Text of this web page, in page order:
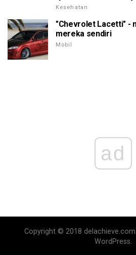
Kesehatan
"Chevrolet Lacetti" -
mereka sendiri
Mobil
ad
Copyright © 2018
WordPress.